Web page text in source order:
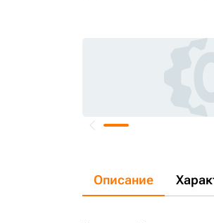
Описание